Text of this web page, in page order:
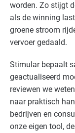
worden. Zo stijgt
als de winning
groene stroom
vervoer gedaald.
Stimular bepaalt
geactualiseerd
reviewen we
naar praktisch
bedrijven en
onze eigen tool, de